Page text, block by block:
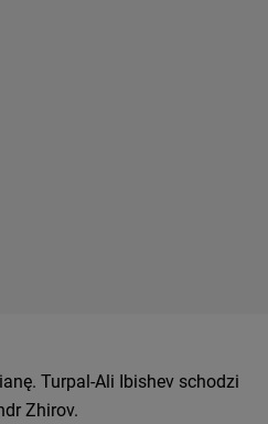
Turpal-Ali Ibishev schodzi
Zhirov.